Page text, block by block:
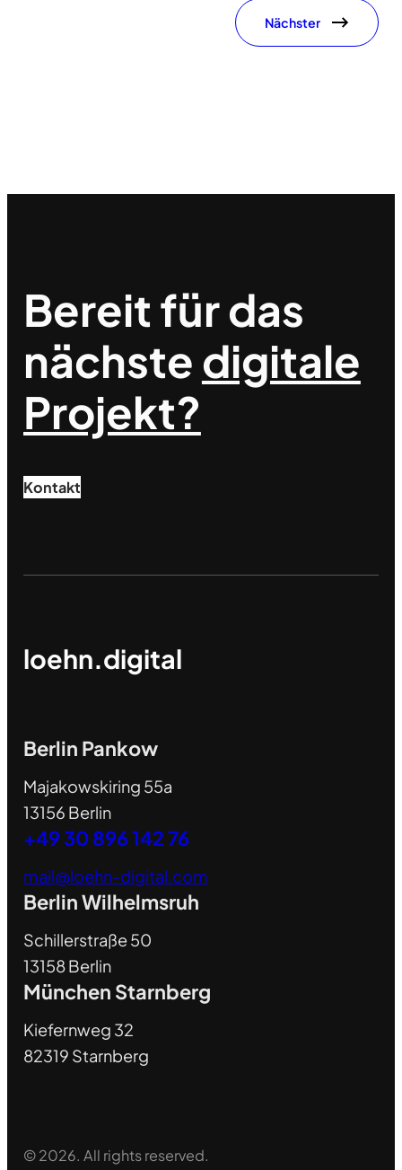
Nächster
Bereit für das
nächstedigitale
Projekt?
Kontakt
loehn.digital
Berlin Pankow
Majakowskiring 55a
13156 Berlin
+49 30 896 142 76
mail@loehn-digital.com
Berlin Wilhelmsruh
Schillerstraße 50
13158 Berlin
München Starnberg
Kiefernweg 32
82319 Starnberg
© 2026. All rights reserved.